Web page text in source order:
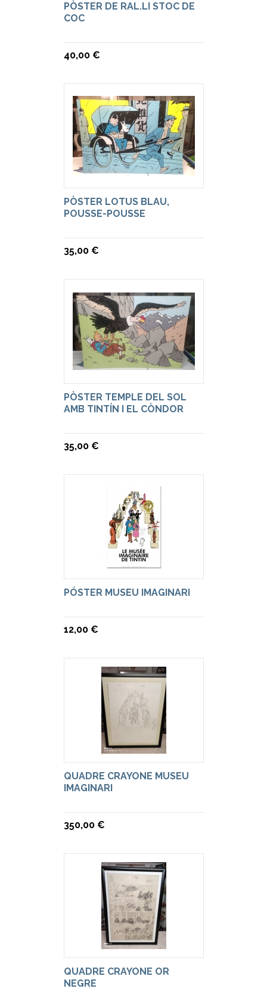
PÒSTER DE RAL.LI STOC DE
COC
40,00 €
PÒSTER LOTUS BLAU,
POUSSE-POUSSE
35,00 €
PÒSTER TEMPLE DEL SOL
AMB TINTÍN I EL CÒNDOR
35,00 €
PÓSTER MUSEU IMAGINARI
12,00 €
QUADRE CRAYONE MUSEU
IMAGINARI
350,00 €
QUADRE CRAYONE OR
NEGRE